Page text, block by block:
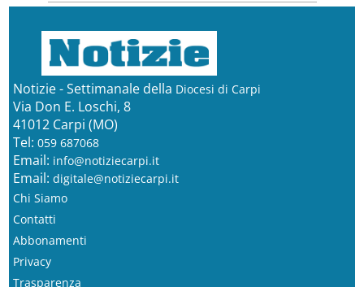
Notizie - Settimanale della Diocesi di Carpi
Via Don E. Loschi, 8
41012 Carpi (MO)
Tel: 059 687068
Email: info@notiziecarpi.it
Email: digitale@notiziecarpi.it
Chi Siamo
Contatti
Abbonamenti
Privacy
Trasparenza